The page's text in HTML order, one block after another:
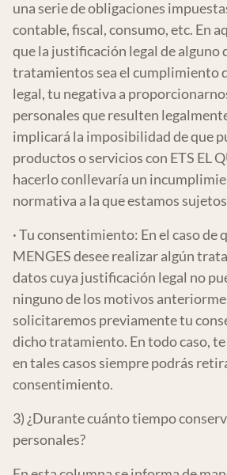
una serie de obligaciones
contable, fiscal, consumo, etc. En
que la justificación legal de alguno
tratamientos sea el cumplimiento
legal, tu negativa a
personales que resulten
implicará la imposibilidad de que
productos o servicios con ETS EL
hacerlo conllevaría un
normativa a la que estamos
· Tu consentimiento: En el caso de
MENGES desee realizar algún
datos cuya justificación legal no
ninguno de los motivos
solicitaremos previamente tu
dicho tratamiento. En todo caso,
en tales casos siempre podrás
consentimiento.
3) ¿Durante cuánto tiempo
personales?